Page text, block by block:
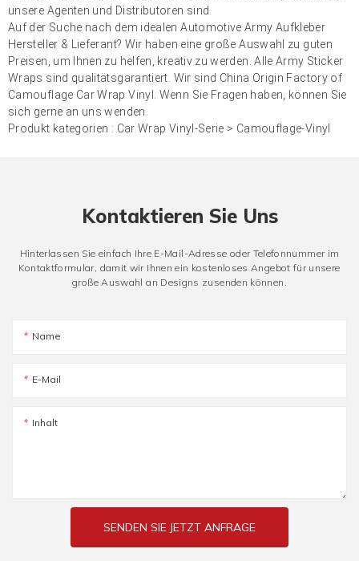
unsere Agenten und Distributoren sind.
Auf der Suche nach dem idealen Automotive Army Aufkleber
Hersteller & Lieferant? Wir haben eine große Auswahl zu guten
Preisen, um Ihnen zu helfen, kreativ zu werden. Alle Army Sticker
Wraps sind qualitätsgarantiert. Wir sind China Origin Factory of
Camouflage Car Wrap Vinyl. Wenn Sie Fragen haben, können Sie
sich gerne an uns wenden.
Produkt kategorien : Car Wrap Vinyl-Serie > Camouflage-Vinyl
Kontaktieren Sie Uns
Hinterlassen Sie einfach Ihre E-Mail-Adresse oder Telefonnummer im
Kontaktformular, damit wir Ihnen ein kostenloses Angebot für unsere
große Auswahl an Designs zusenden können.
Name
E-Mail
Inhalt
SENDEN SIE JETZT ANFRAGE